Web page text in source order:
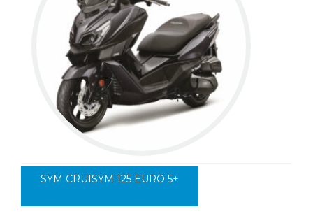
SYM CRUISYM 125 EURO 5+